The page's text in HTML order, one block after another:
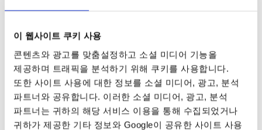
이 웹사이트 쿠키 사용
콘텐츠와 광고를 맞춤설정하고 소셜 미디어 기능을
제공하며 트래픽을 분석하기 위해 쿠키를 사용합니다.
또한 사이트 사용에 대한 정보를 소셜 미디어, 광고, 분석
파트너와 공유합니다. 이러한 소셜 미디어, 광고, 분석
파트너는 귀하의 해당 서비스 이용을 통해 수집되었거나
귀하가 제공한 기타 정보와 Google이 공유한 사이트 사용